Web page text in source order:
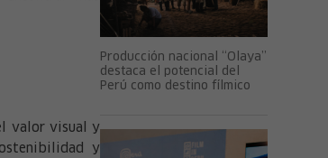
valor visual y
y
Producción nacional “Olaya”
destaca el potencial del
Perú como destino fílmico